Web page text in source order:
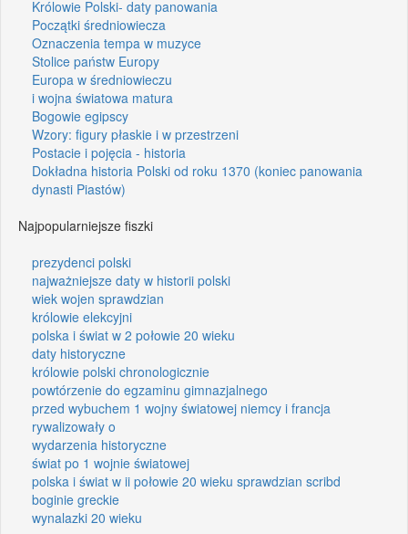
Królowie Polski- daty panowania
Początki średniowiecza
Oznaczenia tempa w muzyce
Stolice państw Europy
Europa w średniowieczu
i wojna światowa matura
Bogowie egipscy
Wzory: figury płaskie i w przestrzeni
Postacie i pojęcia - historia
Dokładna historia Polski od roku 1370 (koniec panowania
dynasti Piastów)
Najpopularniejsze fiszki
prezydenci polski
najważniejsze daty w historii polski
wiek wojen sprawdzian
królowie elekcyjni
polska i świat w 2 połowie 20 wieku
daty historyczne
królowie polski chronologicznie
powtórzenie do egzaminu gimnazjalnego
przed wybuchem 1 wojny światowej niemcy i francja
rywalizowały o
wydarzenia historyczne
świat po 1 wojnie światowej
polska i świat w ii połowie 20 wieku sprawdzian scribd
boginie greckie
wynalazki 20 wieku